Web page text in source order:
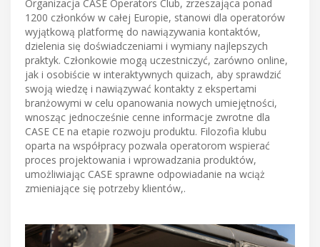
Organizacja CASE Operators Club, zrzeszająca ponad
1200 członków w całej Europie, stanowi dla operatorów
wyjątkową platformę do nawiązywania kontaktów,
dzielenia się doświadczeniami i wymiany najlepszych
praktyk. Członkowie mogą uczestniczyć, zarówno online,
jak i osobiście w interaktywnych quizach, aby sprawdzić
swoją wiedzę i nawiązywać kontakty z ekspertami
branżowymi w celu opanowania nowych umiejętności,
wnosząc jednocześnie cenne informacje zwrotne dla
CASE CE na etapie rozwoju produktu. Filozofia klubu
oparta na współpracy pozwala operatorom wspierać
proces projektowania i wprowadzania produktów,
umożliwiając CASE sprawne odpowiadanie na wciąż
zmieniające się potrzeby klientów,.